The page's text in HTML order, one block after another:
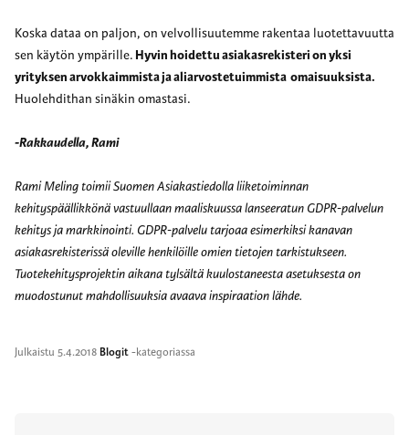
Koska dataa on paljon, on velvollisuutemme rakentaa luotettavuutta
sen käytön ympärille. Hyvin hoidettu asiakasrekisteri on yksi
yrityksen arvokkaimmista ja aliarvostetuimmista omaisuuksista.
Huolehdithan sinäkin omastasi.
-Rakkaudella, Rami
Rami Meling toimii Suomen Asiakastiedolla liiketoiminnan
kehityspäällikkönä vastuullaan maaliskuussa lanseeratun GDPR-palvelun
kehitys ja markkinointi. GDPR-palvelu tarjoaa esimerkiksi kanavan
asiakasrekisterissä oleville henkilöille omien tietojen tarkistukseen.
Tuotekehitysprojektin aikana tylsältä kuulostaneesta asetuksesta on
muodostunut mahdollisuuksia avaava inspiraation lähde.
Julkaistu 5.4.2018 Blogit-kategoriassa